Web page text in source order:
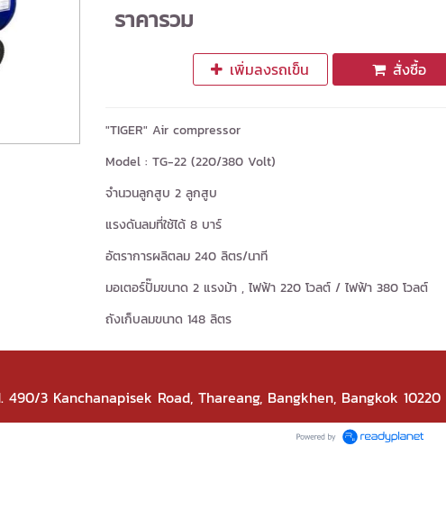
ราคารวม
เพิ่มลงรถเข็น สั่งซื้อ
"TIGER" Air compressor
Model : TG-22 (220/380 Volt)
จำนวนลูกสูบ 2 ลูกสูบ
แรงดันลมที่ใช้ได้ 8 บาร์
อัตราการผลิตลม 240 ลิตร/นาที
มอเตอร์ปั๊มขนาด 2 แรงม้า , ไฟฟ้า 220 โวลต์ / ไฟฟ้า 380 โวลต์
ถังเก็บลมขนาด 148 ลิตร
490/3 Kanchanapisek Road, Thareang, Bangkhen, Bangkok 10220